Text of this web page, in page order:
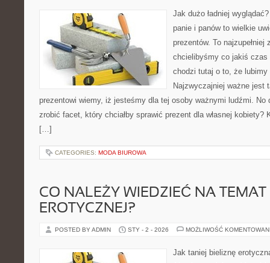
Jak dużo ładniej
panie i panów to wielkie
prezentów. To najzupełniej
chcielibyśmy co jakiś czas
chodzi tutaj o to, że lubimy
Najzwyczajniej ważne jest
prezentowi wiemy, iż jesteśmy dla tej osoby ważnymi ludźmi. No
zrobić facet, który chciałby sprawić prezent dla własnej kobiety?
[…]
CATEGORIES: MODA BIUROWA
CO NALEŻY WIEDZIEĆ NA TEMAT
EROTYCZNEJ?
POSTED BY ADMIN STY - 2 - 2026 MOŻLIWOŚĆ
Jak taniej bieliznę